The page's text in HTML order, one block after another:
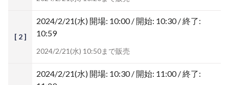
[ 2 ]
2024/2/21(水) 開場: 10:00 / 開始: 10:30 / 終了:
10:59
2024/2/21(水) 10:50まで販売
2024/2/21(水) 開場: 10:30 / 開始: 11:00 / 終了: